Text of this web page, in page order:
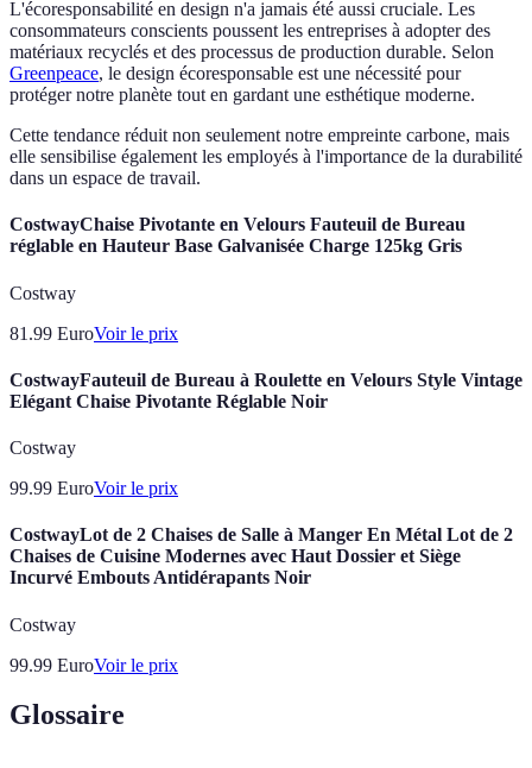
L'écoresponsabilité en design n'a jamais été aussi cruciale. Les
consommateurs conscients poussent les entreprises à adopter des
matériaux recyclés et des processus de production durable. Selon
Greenpeace, le design écoresponsable est une nécessité pour
protéger notre planète tout en gardant une esthétique moderne.
Cette tendance réduit non seulement notre empreinte carbone, mais
elle sensibilise également les employés à l'importance de la durabilité
dans un espace de travail.
CostwayChaise Pivotante en Velours Fauteuil de Bureau
réglable en Hauteur Base Galvanisée Charge 125kg Gris
Costway
81.99 EuroVoir le prix
CostwayFauteuil de Bureau à Roulette en Velours Style Vintage
Elégant Chaise Pivotante Réglable Noir
Costway
99.99 EuroVoir le prix
CostwayLot de 2 Chaises de Salle à Manger En Métal Lot de 2
Chaises de Cuisine Modernes avec Haut Dossier et Siège
Incurvé Embouts Antidérapants Noir
Costway
99.99 EuroVoir le prix
Glossaire